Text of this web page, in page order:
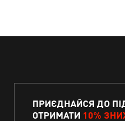
ПРИЄДНАЙСЯ ДО
ОТРИМАТИ 10%